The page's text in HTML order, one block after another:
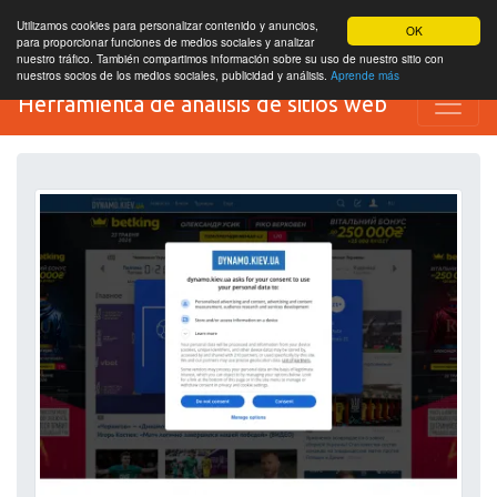
OK
Utilizamos cookies para personalizar contenido y anuncios,
para proporcionar funciones de medios sociales y analizar
nuestro tráfico. También compartimos información sobre su uso de nuestro sitio con
nuestros socios de los medios sociales, publicidad y análisis. Aprende más
Herramienta de análisis de sitios web